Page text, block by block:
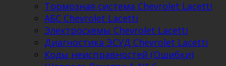
Тормозная система Chevrolet Lacetti
АБС Chevrolet Lacetti
Электросхемы Chevrolet Lacetti
Диагностика ЭСУД Chevrolet Lacetti
Коды неисправностей (Ошибки)